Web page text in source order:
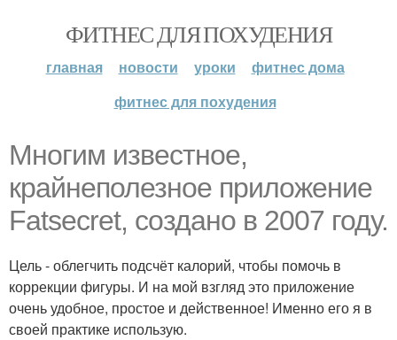
ФИТНЕС ДЛЯ ПОХУДЕНИЯ
главная новости уроки
фитнес дома
фитнес для похудения
Многим известное,
крайнеполезное приложение
Fatsecret, создано в 2007 году.
Цель - облегчить подсчёт калорий, чтобы помочь в
коррекции фигуры. И на мой взгляд это приложение
очень удобное, простое и действенное! Именно его я в
своей практике использую.